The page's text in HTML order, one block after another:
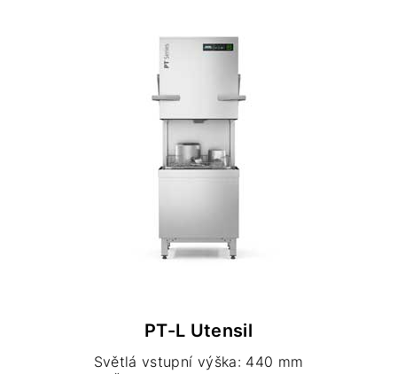
PT-L Utensil
Světlá vstupní výška: 440 mm